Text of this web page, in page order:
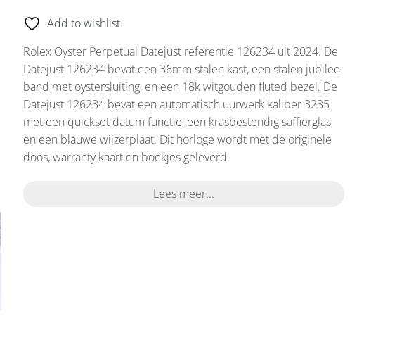
Add to wishlist
Rolex Oyster Perpetual Datejust referentie 126234 uit 2024. De
Datejust 126234 bevat een 36mm stalen kast, een stalen jubilee
band met oystersluiting, en een 18k witgouden fluted bezel. De
Datejust 126234 bevat een automatisch uurwerk kaliber 3235
met een quickset datum functie, een krasbestendig saffierglas
en een blauwe wijzerplaat. Dit horloge wordt met de originele
doos, warranty kaart en boekjes geleverd.
Lees meer...